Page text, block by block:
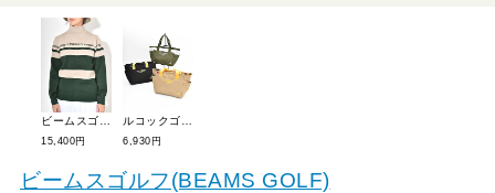
15,400円 6,930円
ビームスゴルフ(BEAMS GOLF)